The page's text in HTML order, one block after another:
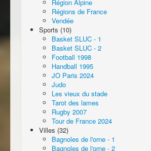
Région Alpine
Régions de France
Vendée
Sports (10)
Basket SLUC - 1
Basket SLUC - 2
Football 1998
Handball 1995
JO Paris 2024
Judo
Les vieux du stade
Tarot des lames
Rugby 2007
Tour de France 2024
Villes (32)
Bagnoles de l'orne - 1
Bagnoles de l'orne - 2